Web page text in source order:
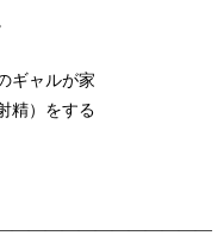
ギャルが家
精）をする